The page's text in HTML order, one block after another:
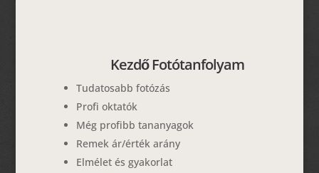
Kezdő Fotótanfolyam
Tudatosabb fotózás
Profi oktatók
Még profibb tananyagok
Remek ár/érték arány
Elmélet és gyakorlat